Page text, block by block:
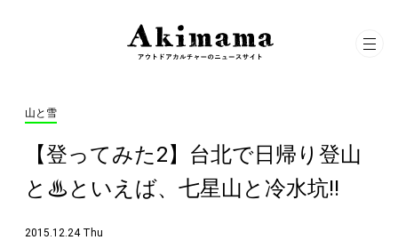
山と雪
【登ってみた2】台北で日帰り登山
と♨︎といえば、七星山と冷水坑!!
2015.12.24 Thu